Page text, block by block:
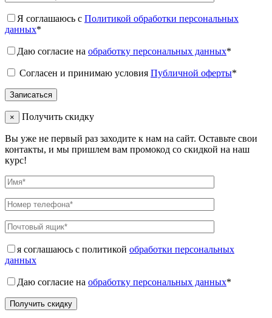
Я соглашаюсь с Политикой обработки персональных
данных*
Даю согласие на обработку персональных данных*
Согласен и принимаю условия Публичной оферты*
× Получить скидку
Вы уже не первый раз заходите к нам на сайт. Оставьте свои
контакты, и мы пришлем вам промокод со скидкой на наш
курс!
я соглашаюсь с политикой обработки персональных
данных
Даю согласие на обработку персональных данных*